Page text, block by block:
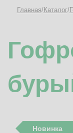
Главная/Каталог/
Новинка